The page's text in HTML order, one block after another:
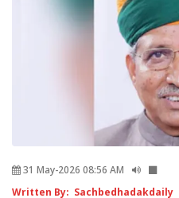
31 May-2026 08:56 AM
Written By: Sachbedhadakdaily